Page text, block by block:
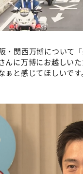
・関西万博について
んに万博にお越しい
ぁと感じてほしいで